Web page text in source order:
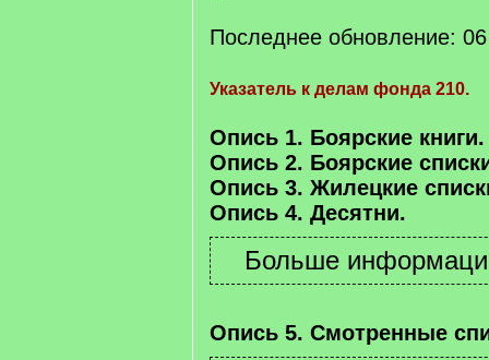
Последнее обновление:
Указатель к делам фонда 210.
Опись 1. Боярские книги.
Опись 2. Боярские
Опись 3. Жилецкие
Опись 4. Десятни.
Опись 5. Смотренные